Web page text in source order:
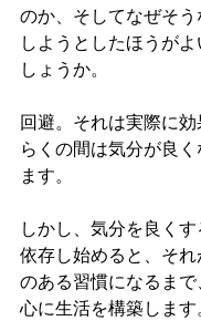
のか、そしてなぜそ
しようとしたほうが
しょうか。
回避。それは実際に
らくの間は気分が良
ます。
しかし、気分を良く
依存し始めると、そ
のある習慣になるま
心に生活を構築します